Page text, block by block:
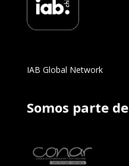
IAB Global Network
Somos parte de